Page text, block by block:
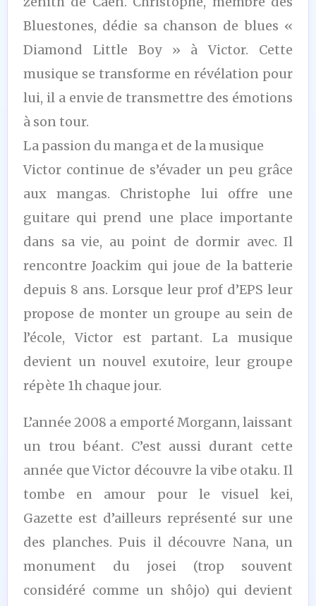
Bluestones, dédie sa chanson de blues «
Diamond Little Boy » à Victor. Cette
musique se transforme en révélation pour
lui, il a envie de transmettre des émotions
à son tour.
La passion du manga et de la musique
Victor continue de s’évader un peu grâce
aux mangas. Christophe lui offre une
guitare qui prend une place importante
dans sa vie, au point de dormir avec. Il
rencontre Joackim qui joue de la batterie
depuis 8 ans. Lorsque leur prof d’EPS leur
propose de monter un groupe au sein de
l’école, Victor est partant. La musique
devient un nouvel exutoire, leur groupe
répète 1h chaque jour.
L’année 2008 a emporté Morgann, laissant
un trou béant. C’est aussi durant cette
année que Victor découvre la vibe otaku. Il
tombe en amour pour le visuel kei,
Gazette est d’ailleurs représenté sur une
des planches. Puis il découvre Nana, un
monument du josei (trop souvent
considéré comme un shôjo) qui devient